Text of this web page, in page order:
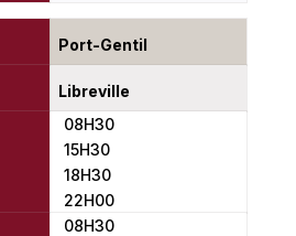
Port-Gentil
Libreville
08H30
15H30
18H30
22H00
08H30